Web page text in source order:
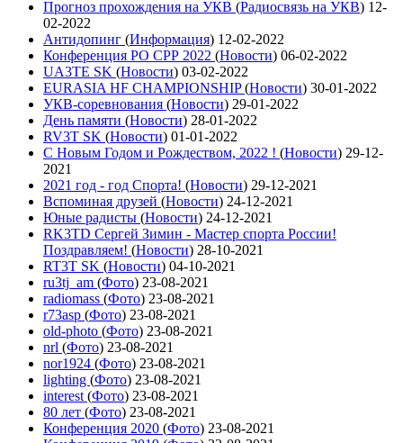
Прогноз прохождения на УКВ (Радиосвязь на УКВ) 12-
02-2022
Антидопинг (Информация) 12-02-2022
Конференция РО СРР 2022 (Новости) 06-02-2022
UA3TE SK (Новости) 03-02-2022
EURASIA HF CHAMPIONSHIP(Новости) 30-01-2022
УКВ-соревнования (Новости) 29-01-2022
День памяти (Новости) 28-01-2022
RV3T SK (Новости) 01-01-2022
С Новым Годом и Рождеством, 2022 ! (Новости) 29-12-
2021
2021 год - год Cпорта! (Новости) 29-12-2021
Вспоминая друзей (Новости) 24-12-2021
Юные радисты (Новости) 24-12-2021
RK3TD Сергей Зимин - Мастер спорта России!
Поздравляем! (Новости) 28-10-2021
RT3T SK (Новости) 04-10-2021
ru3tj_am (Фото) 23-08-2021
radiomass (Фото) 23-08-2021
r73asp (Фото) 23-08-2021
old-photo (Фото) 23-08-2021
nrl (Фото) 23-08-2021
nor1924 (Фото) 23-08-2021
lighting (Фото) 23-08-2021
interest (Фото) 23-08-2021
80 лет (Фото) 23-08-2021
Конференция 2020 (Фото) 23-08-2021